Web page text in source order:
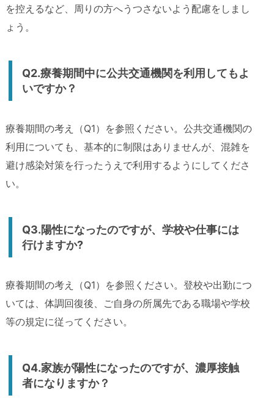
を控えるなど、周りの方へうつさないよう配慮をしまし
ょう。
Q2.療養期間中に公共交通機関を利用してもよ
いですか？
療養期間の考え（Q1）を参照ください。公共交通機関の
利用についても、基本的に制限はありませんが、混雑を
避け感染対策を行ったうえで利用するようにしてくださ
い。
Q3.陽性になったのですが、学校や仕事には
行けますか?
療養期間の考え（Q1）を参照ください。登校や出勤につ
いては、体調回復後、ご自身の所属先である職場や学校
等の規定に従ってください。
Q4.家族が陽性になったのですが、濃厚接触
者になりますか？